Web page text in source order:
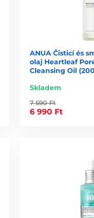
ANUA Čisticí és
olaj Heartleaf
Cleansing Oil
Skladem
7 590 Ft
6 990 Ft